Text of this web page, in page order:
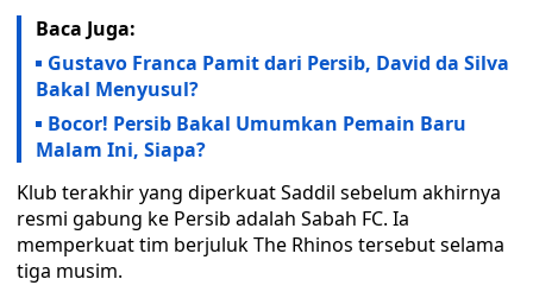
Baca Juga:
Gustavo Franca Pamit dari Persib, David da Silva
Bakal Menyusul?
Bocor! Persib Bakal Umumkan Pemain Baru
Malam Ini, Siapa?
Klub terakhir yang diperkuat Saddil sebelum akhirnya
resmi gabung ke Persib adalah Sabah FC. Ia
memperkuat tim berjuluk The Rhinos tersebut selama
tiga musim.